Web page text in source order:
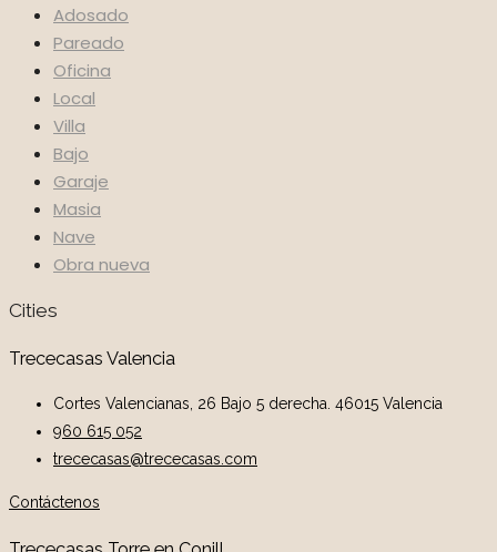
Adosado
Pareado
Oficina
Local
Villa
Bajo
Garaje
Masia
Nave
Obra nueva
Cities
Trececasas Valencia
Cortes Valencianas, 26 Bajo 5 derecha. 46015 Valencia
960 615 052
trececasas@trececasas.com
Contáctenos